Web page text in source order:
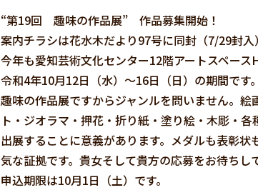
“第19回 趣味の作品展” 作品募集開始！
案内チラシは花水木だより97号に同封（7/29封入
今年も愛知芸術文化センター12階アートスペース
令和4年10月12日（水）～16日（日）の期間です。
趣味の作品展ですからジャンルを問いません。
ト・ジオラマ・押花・折り紙・塗り絵・木彫・各
出展することに意義があります。メダルも表彰
気な証拠です。貴女そして貴方の応募をお待ちし
申込期限は10月1日（土）です。